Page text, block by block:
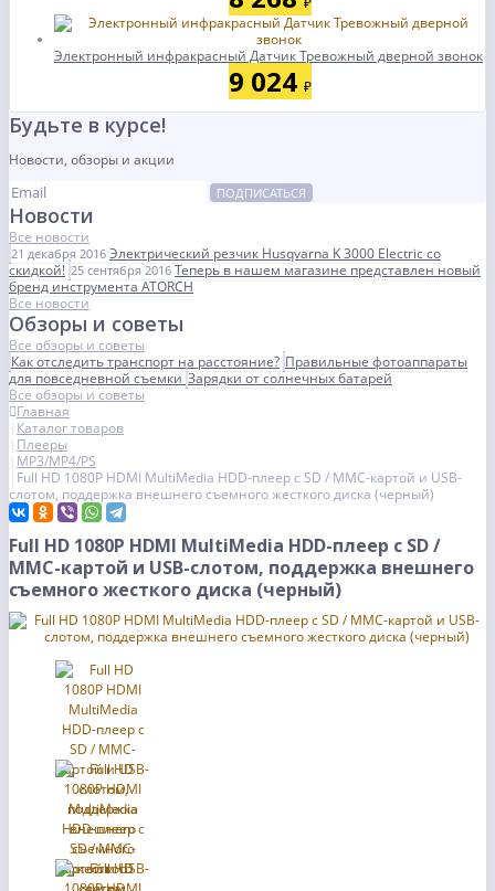
Электронный инфракрасный Датчик Тревожный дверной звонок
9 024 ₽
Будьте в курсе!
Новости, обзоры и акции
ПОДПИСАТЬСЯ
Новости
Все новости
21 декабря 2016 Электрический резчик Husqvarna K 3000 Electric со
скидкой! 25 сентября 2016 Теперь в нашем магазине представлен новый
бренд инструмента ATORCH
Все новости
Обзоры и советы
Все обзоры и советы
Как отследить транспорт на расстояние? Правильные фотоаппараты
для повседневной съемкиЗарядки от солнечных батарей
Все обзоры и советы
Главная
Каталог товаров
Плееры
MP3/MP4/PS
Full HD 1080P HDMI MultiMedia HDD-плеер с SD / MMC-картой и USB-
слотом, поддержка внешнего съемного жесткого диска (черный)
Full HD 1080P HDMI MultiMedia HDD-плеер с SD /
MMC-картой и USB-слотом, поддержка внешнего
съемного жесткого диска (черный)